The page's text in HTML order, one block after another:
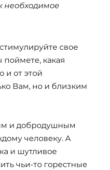
необходимое
свое
поймете, какая
и от этой
Вам, но и близким
и добродушным
человеку. А
и шутливое
чьи-то горестные